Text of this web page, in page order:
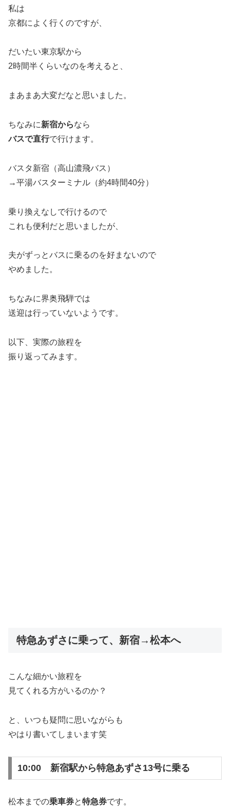
私は
京都によく行くのですが、
だいたい東京駅から
2時間半くらいなのを考えると、
まあまあ大変だなと思いました。
ちなみに新宿からなら
バスで直行で行けます。
バスタ新宿（高山濃飛バス）
→平湯バスターミナル（約4時間40分）
乗り換えなしで行けるので
これも便利だと思いましたが、
夫がずっとバスに乗るのを好まないので
やめました。
ちなみに界奥飛騨では
送迎は行っていないようです。
以下、実際の旅程を
振り返ってみます。
特急あずさに乗って、新宿→松本へ
こんな細かい旅程を
見てくれる方がいるのか？
と、いつも疑問に思いながらも
やはり書いてしまいます笑
10:00 新宿駅から特急あずさ13号に乗る
松本までの乗車券と特急券です。